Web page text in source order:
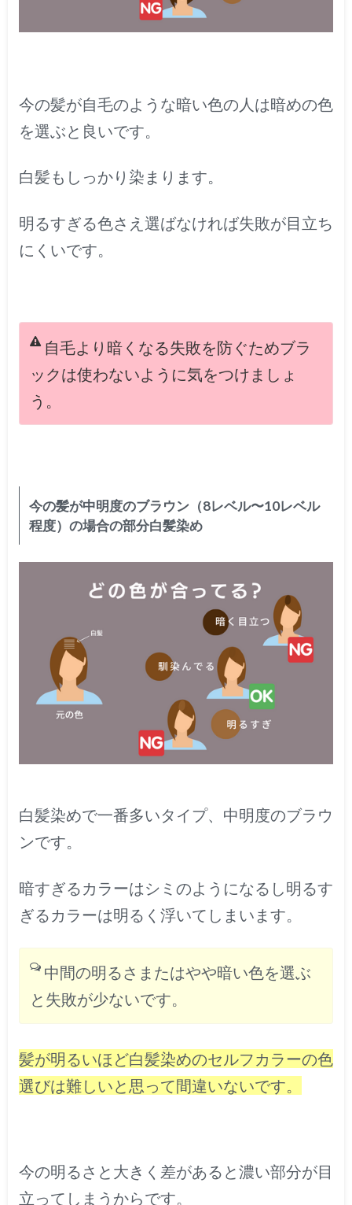
今の髪が自毛のような暗い色の人は暗めの色
を選ぶと良いです。
白髪もしっかり染まります。
明るすぎる色さえ選ばなければ失敗が目立ち
にくいです。
自毛より暗くなる失敗を防ぐためブラ
ックは使わないように気をつけましょ
う。
今の髪が中明度のブラウン（8レベル〜10レベル
程度）の場合の部分白髪染め
白髪染めで一番多いタイプ、中明度のブラウ
ンです。
暗すぎるカラーはシミのようになるし明るす
ぎるカラーは明るく浮いてしまいます。
中間の明るさまたはやや暗い色を選ぶ
と失敗が少ないです。
髪が明るいほど白髪染めのセルフカラーの色
選びは難しいと思って間違いないです。
今の明るさと大きく差があると濃い部分が目
立ってしまうからです。